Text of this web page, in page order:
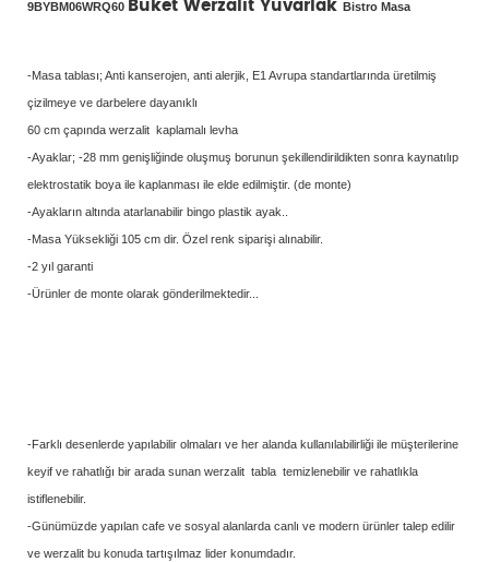
9BYBM06WRQ60 Buket Werzalit Yuvarlak Bistro Masa
-Masa tablası; Anti kanserojen, anti alerjik, E1 Avrupa standartlarında üretilmiş
çizilmeye ve darbelere dayanıklı
60 cm çapında werzalit kaplamalı levha
-Ayaklar; -28 mm genişliğinde oluşmuş borunun şekillendirildikten sonra kaynatılıp
elektrostatik boya ile kaplanması ile elde edilmiştir. (de monte)
-Ayakların altında atarlanabilir bingo plastik ayak..
-Masa Yüksekliği 105 cm dir. Özel renk siparişi alınabilir.
-2 yıl garanti
-Ürünler de monte olarak gönderilmektedir...
-Farklı desenlerde yapılabilir olmaları ve her alanda kullanılabilirliği ile müşterilerine
keyif ve rahatlığı bir arada sunan werzalit tabla temizlenebilir ve rahatlıkla
istiflenebilir.
-Günümüzde yapılan cafe ve sosyal alanlarda canlı ve modern ürünler talep edilir
ve werzalit bu konuda tartışılmaz lider konumdadır.